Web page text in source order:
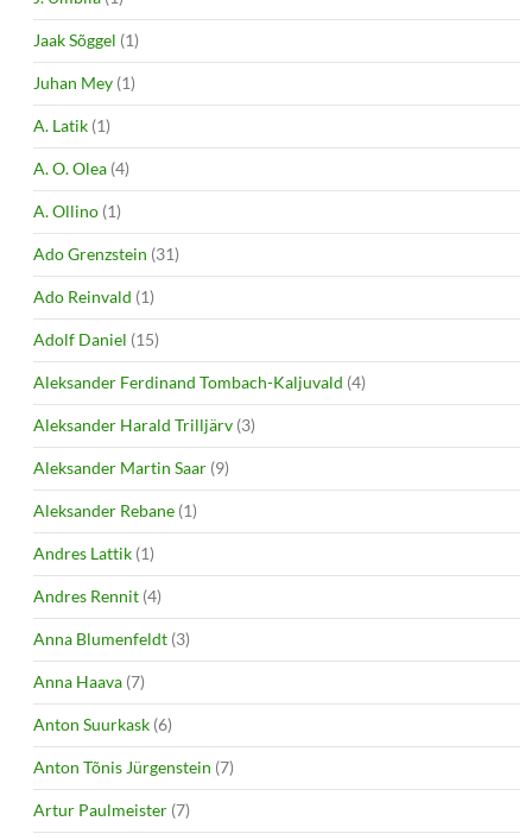
Jaak Sõggel (1)
Juhan Mey (1)
A. Latik (1)
A. O. Olea (4)
A. Ollino (1)
Ado Grenzstein (31)
Ado Reinvald (1)
Adolf Daniel (15)
Aleksander Ferdinand Tombach-Kaljuvald (4)
Aleksander Harald Trilljärv (3)
Aleksander Martin Saar (9)
Aleksander Rebane (1)
Andres Lattik (1)
Andres Rennit (4)
Anna Blumenfeldt (3)
Anna Haava (7)
Anton Suurkask (6)
Anton Tõnis Jürgenstein (7)
Artur Paulmeister (7)